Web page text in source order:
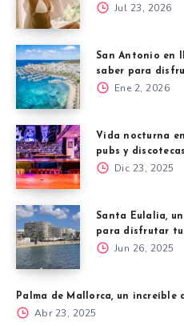
Jul 23, 2026
San Antonio en
saber para
Ene 2, 2026
Vida nocturna
pubs y discotecas
Dic 23, 2025
Santa Eulalia,
para disfrutar
Jun 26, 2025
Palma de Mallorca, un increíble
Abr 23, 2025